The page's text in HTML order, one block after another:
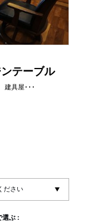
テーブル
建具屋･･･
選ぶ :